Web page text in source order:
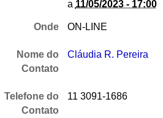
a 11/05/2023 - 17:00
Onde ON-LINE
Nome do
Contato
Cláudia R. Pereira
Telefone do
Contato
11 3091-1686